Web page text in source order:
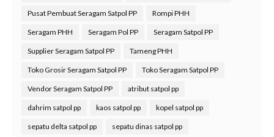
Pusat Pembuat Seragam Satpol PP Rompi PHH
Seragam PHH Seragam Pol PP Seragam Satpol PP
Supplier Seragam Satpol PP Tameng PHH
Toko Grosir Seragam Satpol PP Toko Seragam Satpol PP
Vendor Seragam Satpol PP atribut satpol pp
dahrim satpol pp kaos satpol pp kopel satpol pp
sepatu delta satpol pp sepatu dinas satpol pp